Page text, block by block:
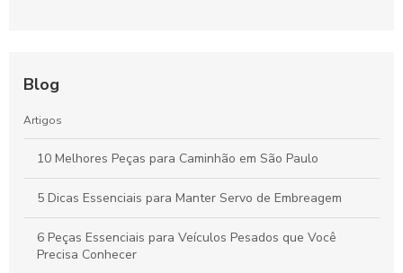
Blog
Artigos
10 Melhores Peças para Caminhão em São Paulo
5 Dicas Essenciais para Manter Servo de Embreagem
6 Peças Essenciais para Veículos Pesados que Você
Precisa Conhecer